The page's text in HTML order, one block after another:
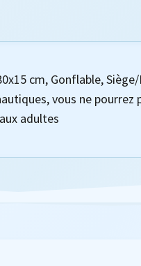
cm, Gonflable,
vous ne
adultes